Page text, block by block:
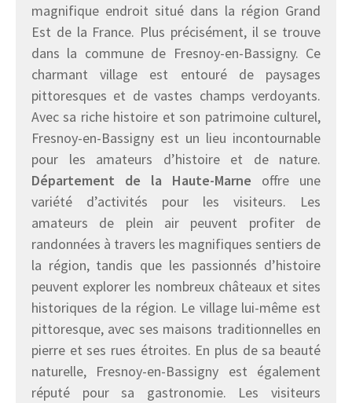
magnifique endroit situé dans la région Grand
Est de la France. Plus précisément, il se trouve
dans la commune de Fresnoy-en-Bassigny. Ce
charmant village est entouré de paysages
pittoresques et de vastes champs verdoyants.
Avec sa riche histoire et son patrimoine culturel,
Fresnoy-en-Bassigny est un lieu incontournable
pour les amateurs d’histoire et de nature.
Département de la Haute-Marne offre une
variété d’activités pour les visiteurs. Les
amateurs de plein air peuvent profiter de
randonnées à travers les magnifiques sentiers de
la région, tandis que les passionnés d’histoire
peuvent explorer les nombreux châteaux et sites
historiques de la région. Le village lui-même est
pittoresque, avec ses maisons traditionnelles en
pierre et ses rues étroites. En plus de sa beauté
naturelle, Fresnoy-en-Bassigny est également
réputé pour sa gastronomie. Les visiteurs